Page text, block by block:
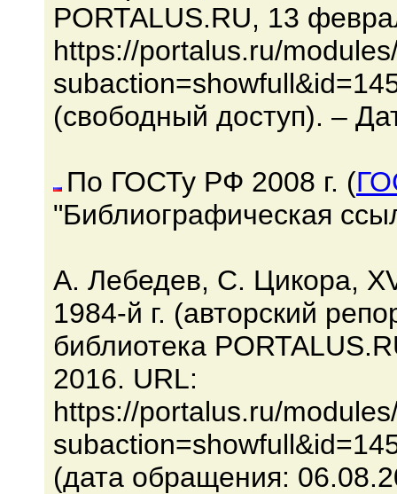
PORTALUS.RU, 13
https://portalus.ru/
(свободный доступ). –
По ГОСТу РФ 2008 г. (
"Библиографическая
А. Лебедев, С. Цикора,
1984-й г. (авторский
библиотека
2016. URL:
https://portalus.ru/
(дата обращения: